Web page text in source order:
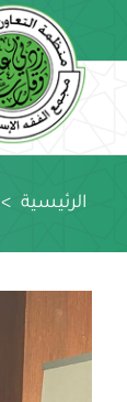
content
الرئيسية >